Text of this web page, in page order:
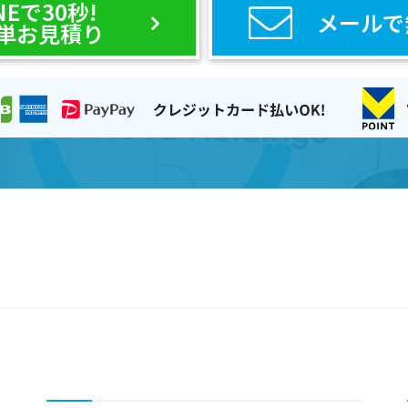
で30秒!
お見積り メール